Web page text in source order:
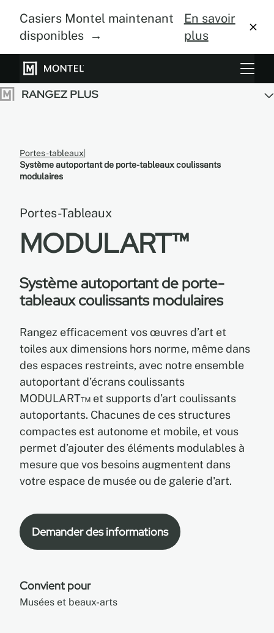
Casiers Montel maintenant
disponibles →
En savoir
plus
Systèmes de rangement
À propos
Centre de design
Blogue
Galerie
Portes-tableaux
Système autoportant de porte-tableaux coulissants
modulaires
Portes-Tableaux
MODULART™
Système autoportant de porte-
tableaux coulissants modulaires
Rangez efficacement vos œuvres d’art et
toiles aux dimensions hors norme, même dans
des espaces restreints, avec notre ensemble
autoportant d’écrans coulissants
MODULART™ et supports d’art coulissants
autoportants. Chacunes de ces structures
compactes est autonome et mobile, et vous
permet d’ajouter des éléments modulables à
mesure que vos besoins augmentent dans
votre espace de musée ou de galerie d'art.
Demander des informations
Convient pour
Musées et beaux-arts